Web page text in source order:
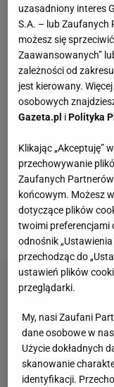
Finał
To
stówki
uzasadniony interes
S.A. – lub Zaufanych
możesz się
Zaawansowanych”
zależności od
jest kierowany.
osobowych
Gazeta.pl iPolityka
Klikając „Akceptuję”
przechowywanie
Zaufanych
końcowym. Możesz
dotyczące plików
twoimi preferencjami
odnośnik
przechodząc do
ustawień plików
przeglądarki.
My, nasi Zaufani
dane osobowe w
Użycie dokładnych
skanowanie
identyfikacji.